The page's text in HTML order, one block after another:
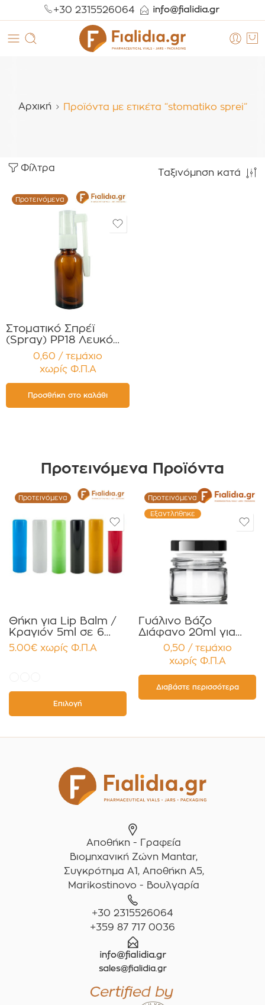
+30 2315526064
Αρχική Προϊόντα με ετικέτα “stomatiko sprei”
Φίλτρα Ταξινόμηση κατά
Προτεινόμενα
Στοματικό Σπρέϊ
(Spray) PP18 Λευκό
με 2 Προστατευτικά
Διάφανα Καπάκια
Συσκευασία 12
τεμαχίων
0,60 / τεμάχιο
χωρίς Φ.Π.Α
Προσθήκη στο καλάθι
Προτεινόμενα Προϊόντα
Προτεινόμενα
Θήκη για Lip Balm /
Κραγιόν 5ml σε 6
χρώματα Πακέτο
10τεμ.
5.00€ χωρίς Φ.Π.Α
Επιλογή
Προτεινόμενα
Εξαντλήθηκε
Γυάλινο Βάζο
Διάφανο 20ml για
Κρέμες και
Κηραλοιφές με
Μαύρο Γυαλιστερό
Καπάκι Παρέμβυσμα
Συσκευασία 12
τεμαχίων
0,50 / τεμάχιο
χωρίς Φ.Π.Α
Διαβάστε περισσότερα
Αποθήκη - Γραφεία
Βιομηχανική Ζώνη Mantar,
Συγκρότημα A1, Αποθήκη Α5,
Marikostinovo - Βουλγαρία
+30 2315526064
+359 87 717 0036